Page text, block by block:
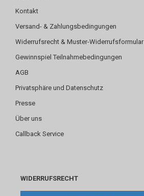
Kontakt
Versand- & Zahlungsbedingungen
Widerrufsrecht & Muster-Widerrufsformular
Gewinnspiel Teilnahmebedingungen
AGB
Privatsphäre und Datenschutz
Presse
Über uns
Callback Service
WIDERRUFSRECHT